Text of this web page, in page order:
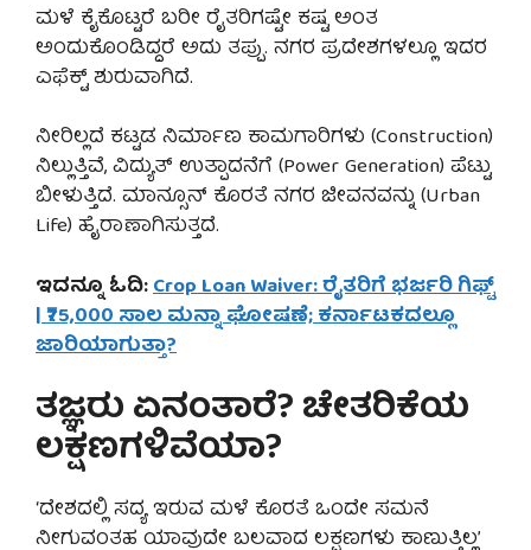
ಮಳೆ ಕೈಕೊಟ್ಟರೆ ಬರೀ ರೈತರಿಗಷ್ಟೇ ಕಷ್ಟ ಅಂತ
ಅಂದುಕೊಂಡಿದ್ದರೆ ಅದು ತಪ್ಪು. ನಗರ ಪ್ರದೇಶಗಳಲ್ಲೂ ಇದರ
ಎಫೆಕ್ಟ್ ಶುರುವಾಗಿದೆ.
ನೀರಿಲ್ಲದೆ ಕಟ್ಟಡ ನಿರ್ಮಾಣ ಕಾಮಗಾರಿಗಳು (Construction)
ನಿಲ್ಲುತ್ತಿವೆ, ವಿದ್ಯುತ್ ಉತ್ಪಾದನೆಗೆ (Power Generation) ಪೆಟ್ಟು
ಬೀಳುತ್ತಿದೆ. ಮಾನ್ಸೂನ್ ಕೊರತೆ ನಗರ ಜೀವನವನ್ನು (Urban
Life) ಹೈರಾಣಾಗಿಸುತ್ತದೆ.
ಇದನ್ನೂ ಓದಿ:Crop Loan Waiver: ರೈತರಿಗೆ ಭರ್ಜರಿ ಗಿಫ್ಟ್
| ₹75,000 ಸಾಲ ಮನ್ನಾ ಘೋಷಣೆ; ಕರ್ನಾಟಕದಲ್ಲೂ
ಜಾರಿಯಾಗುತ್ತಾ?
ತಜ್ಞರು ಏನಂತಾರೆ? ಚೇತರಿಕೆಯ
ಲಕ್ಷಣಗಳಿವೆಯಾ?
‘ದೇಶದಲ್ಲಿ ಸದ್ಯ ಇರುವ ಮಳೆ ಕೊರತೆ ಒಂದೇ ಸಮನೆ
ನೀಗುವಂತಹ ಯಾವುದೇ ಬಲವಾದ ಲಕ್ಷಣಗಳು ಕಾಣುತ್ತಿಲ್ಲ’